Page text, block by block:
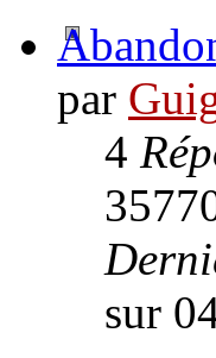
par
4
sur